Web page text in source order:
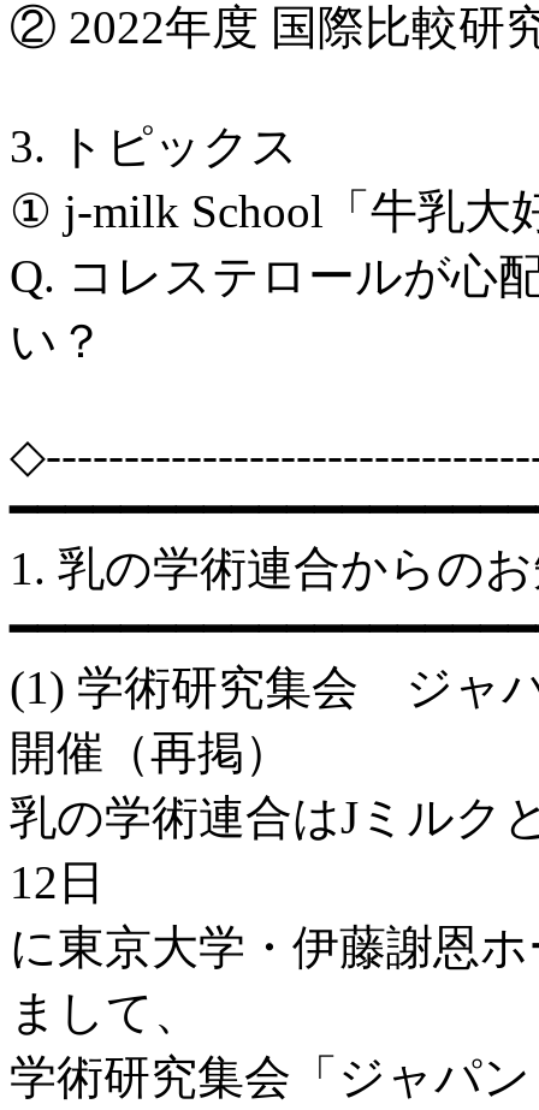
② 2022年度 国際比較研
3. トピックス
① j-milk School「牛乳大
Q. コレステロールが心
い？
1. 乳の学術連合からの
(1) 学術研究集会 ジャ
開催（再掲）
乳の学術連合はJミルク
12日
に東京大学・伊藤謝恩
まして、
学術研究集会「ジャパ